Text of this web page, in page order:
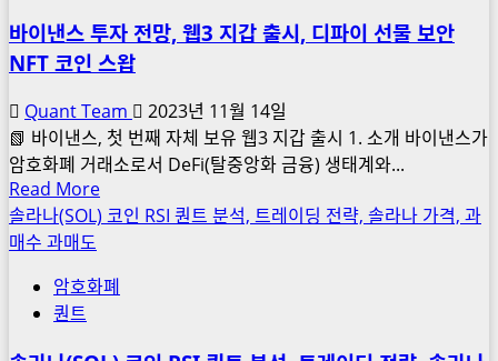
리,
금
기
준
산
출
방
세
금
스
회
가
입
방
법,
코
선
바이낸스 투자 전망, 웹3 지갑 출시, 디파이 선물 보안
NFT 코인 스왑
Quant Team
2023년 11월 14일
📗 바이낸스, 첫 번째 자체 보유 웹3 지갑 출시 1. 소개 바이낸스가
암호화폐 거래소로서 DeFi(탈중앙화 금융) 생태계와...
Read MoreRead
more
이
솔라나(SOL) 코인 RSI 퀀트 분석, 트레이딩 전략, 솔라나 가격, 과
매수 과매도
암호화폐
퀀트